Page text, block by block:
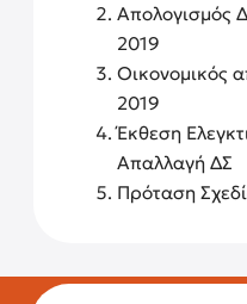
Απολογισμός
2019
Οικονομικός
2019
Έκθεση
Απαλλαγή ΔΣ
Πρόταση